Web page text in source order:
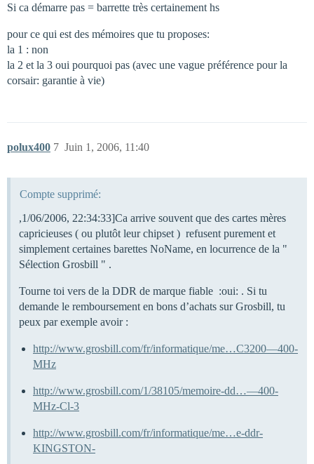
Si ca démarre pas = barrette très certainement hs
pour ce qui est des mémoires que tu proposes:
la 1 : non
la 2 et la 3 oui pourquoi pas (avec une vague préférence pour la
corsair: garantie à vie)
polux400 Juin 1, 2006, 11:40
7
Compte supprimé:
,1/06/2006, 22:34:33]Ca arrive souvent que des cartes mères
capricieuses ( ou plutôt leur chipset ) refusent purement et
simplement certaines barettes NoName, en locurrence de la "
Sélection Grosbill " .
Tourne toi vers de la DDR de marque fiable :oui: . Si tu
demande le remboursement en bons d’achats sur Grosbill, tu
peux par exemple avoir :
http://www.grosbill.com/fr/informatique/me…C3200—400-
MHz
http://www.grosbill.com/1/38105/memoire-dd…—400-
MHz-Cl-3
http://www.grosbill.com/fr/informatique/me…e-ddr-
KINGSTON-